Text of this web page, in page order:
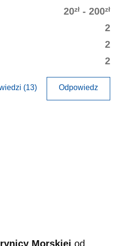
20zł - 200zł
2
2
2
(13) Odpowiedz
Morskiej od